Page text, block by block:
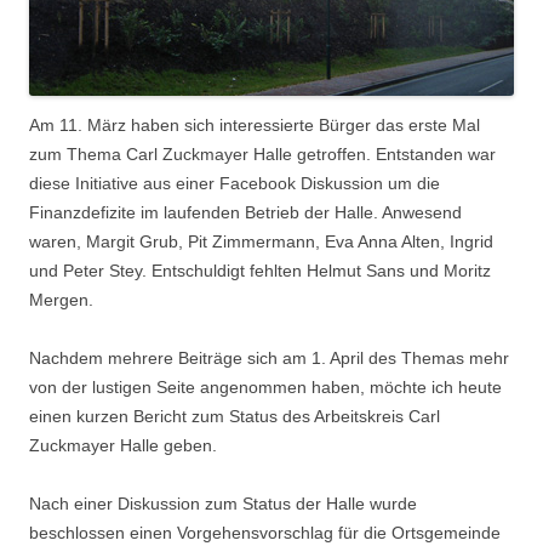
Am 11. März haben sich interessierte Bürger das erste Mal
zum Thema Carl Zuckmayer Halle getroffen. Entstanden war
diese Initiative aus einer Facebook Diskussion um die
Finanzdefizite im laufenden Betrieb der Halle. Anwesend
waren, Margit Grub, Pit Zimmermann, Eva Anna Alten, Ingrid
und Peter Stey. Entschuldigt fehlten Helmut Sans und Moritz
Mergen.
Nachdem mehrere Beiträge sich am 1. April des Themas mehr
von der lustigen Seite angenommen haben, möchte ich heute
einen kurzen Bericht zum Status des Arbeitskreis Carl
Zuckmayer Halle geben.
Nach einer Diskussion zum Status der Halle wurde
beschlossen einen Vorgehensvorschlag für die Ortsgemeinde